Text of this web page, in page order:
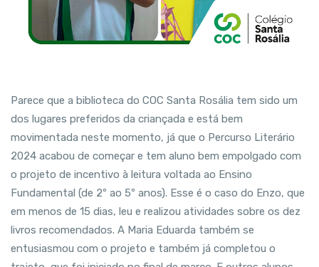
Parece que a biblioteca do COC Santa Rosália tem sido um
dos lugares preferidos da criançada e está bem
movimentada neste momento, já que o Percurso Literário
2024 acabou de começar e tem aluno bem empolgado com
o projeto de incentivo à leitura voltada ao Ensino
Fundamental (de 2º ao 5º anos). Esse é o caso do Enzo, que
em menos de 15 dias, leu e realizou atividades sobre os dez
livros recomendados. A Maria Eduarda também se
entusiasmou com o projeto e também já completou o